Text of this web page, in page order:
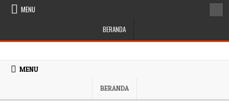
Skip to content
MENU
BERANDA
MENU
BERANDA